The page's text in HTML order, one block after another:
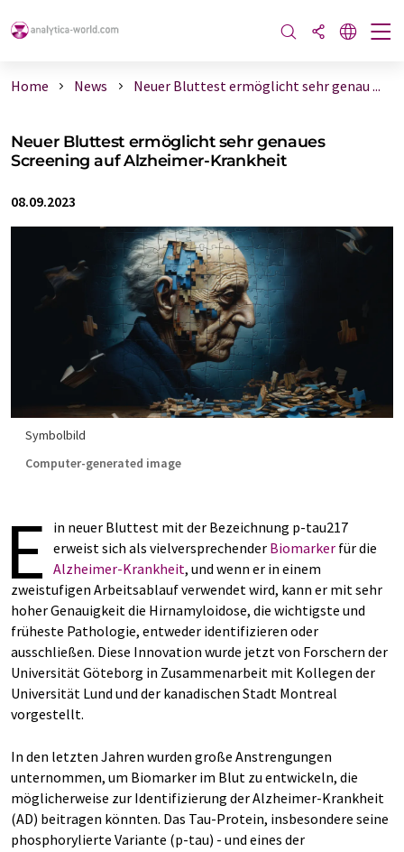
Home News Neuer Bluttest ermöglicht sehr genau ...
Neuer Bluttest ermöglicht sehr genaues
Screening auf Alzheimer-Krankheit
08.09.2023
Symbolbild
Computer-generated image
E
in neuer Bluttest mit der Bezeichnung p-tau217
erweist sich als vielversprechender Biomarker für die
Alzheimer-Krankheit, und wenn er in einem
zweistufigen Arbeitsablauf verwendet wird, kann er mit sehr
hoher Genauigkeit die Hirnamyloidose, die wichtigste und
früheste Pathologie, entweder identifizieren oder
ausschließen. Diese Innovation wurde jetzt von Forschern der
Universität Göteborg in Zusammenarbeit mit Kollegen der
Universität Lund und der kanadischen Stadt Montreal
vorgestellt.
In den letzten Jahren wurden große Anstrengungen
unternommen, um Biomarker im Blut zu entwickeln, die
möglicherweise zur Identifizierung der Alzheimer-Krankheit
(AD) beitragen könnten. Das Tau-Protein, insbesondere seine
phosphorylierte Variante (p-tau) - und eines der